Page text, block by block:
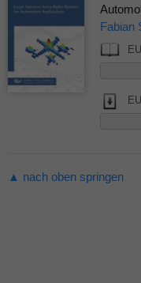
Fabian
▲ nach oben springen